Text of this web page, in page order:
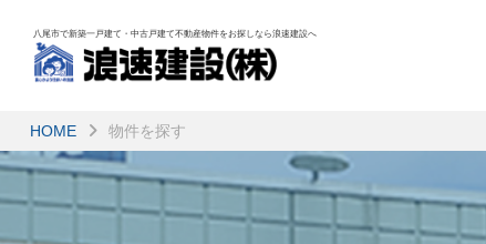
八尾市で新築一戸建て・中古戸建て不動産物件を お探しなら浪速建設へ
HOME 物件を探す